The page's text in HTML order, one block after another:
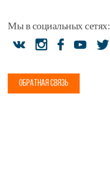
Мы в социальных сетях:
ОБРАТНАЯ СВЯЗЬ